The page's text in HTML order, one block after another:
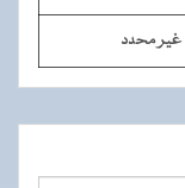
غير محدد